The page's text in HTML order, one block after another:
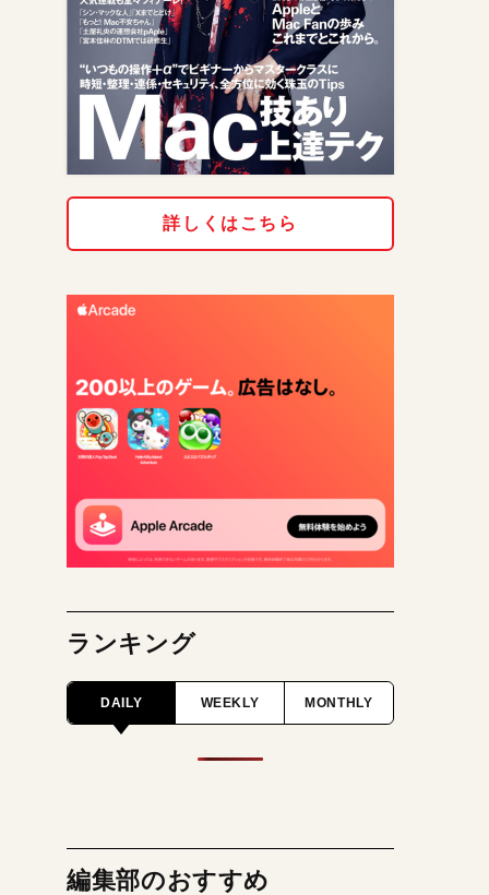
詳しくはこちら
ランキング
DAILY WEEKLY MONTHLY
編集部のおすすめ